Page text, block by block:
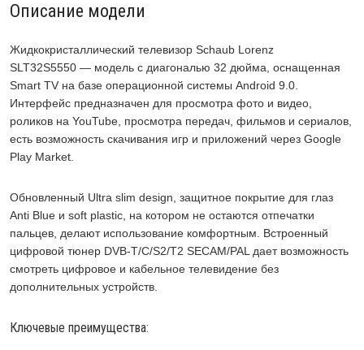
Описание модели
Жидкокристаллический телевизор Schaub Lorenz
SLT32S5550 — модель с диагональю 32 дюйма, оснащенная
Smart TV на базе операционной системы Android 9.0.
Интерфейс предназначен для просмотра фото и видео,
роликов на YouTube, просмотра передач, фильмов и сериалов,
есть возможность скачивания игр и приложений через Google
Play Market.
Обновленный Ultra slim design, защитное покрытие для глаз
Anti Blue и soft plastic, на котором не остаются отпечатки
пальцев, делают использование комфортным. Встроенный
цифровой тюнер DVB-T/C/S2/T2 SECAM/PAL дает возможность
смотреть цифровое и кабельное телевидение без
дополнительных устройств.
Ключевые преимущества: